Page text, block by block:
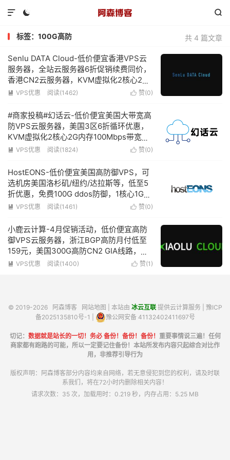
 

共 4 篇文章
标签：100G高防
Senlu DATA Cloud-低价便宜香港VPS云
服务器，全站云服务器6折促销续费同价，
香港CN2云服务器，KVM虚拟化2核心2G
内存3Mbps带宽不限流量低至18元/月
 赞(0)
 VPS优惠 阅读(1462)
#商家投稿#幻话云-低价便宜美国大带宽高
防VPS云服务器，美国3区6折循环优惠，
KVM虚拟化2核心2G内存100Mbps带宽赠
送100G防御低至9元/月-附简单测评
 赞(0)
 VPS优惠 阅读(1824)
HostEONS-低价便宜美国高防御VPS，可
选机房美国洛杉矶/纽约/达拉斯等，低至5
折优惠，免费100G ddos防御，1核心1G内
存100Mbps带宽不限流量仅需13.5美元/年
 赞(0)
 VPS优惠 阅读(1461)
小鹿云计算-4月促销活动，低价便宜高防
御VPS云服务器，浙江BGP高防月付低至
159元，美国300G高防CN2 GIA线路，
KVM虚拟化2G内存1核心100Mbps带宽低
 赞(1 )
 VPS优惠 阅读(1400)
© 2019-2026 阿森博客 网站地图 | 本站由 冰云互联提供云计算服务 | 豫ICP
备2025135810号-1
豫公网安备 41132402411697号
切记： 数据就是站长的一切！务必 备份！备份！备份！ 重要事情说三遍！任何
商家都有跑路的可能，所以一定要记住备份！本站所发布内容只起综合对比作
用，非推荐引导行为
版权声明：阿森博客部分内容均来自网络，若无意侵犯到您的权利，请及时联
系我们，将在72小时内删除相关内容！
请求次数：35 次，加载用时：0.219 秒，内存占用：5.25 MB